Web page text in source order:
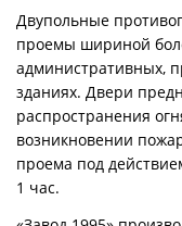
Двупольные
проемы шириной
административных,
зданиях. Двери
распространения
возникновении
проема под
1 час.